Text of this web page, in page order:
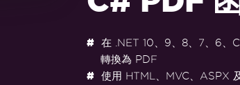
在 .NET 10、9、8、7、6、
轉換為 PDF
使用 HTML、MVC、ASPX